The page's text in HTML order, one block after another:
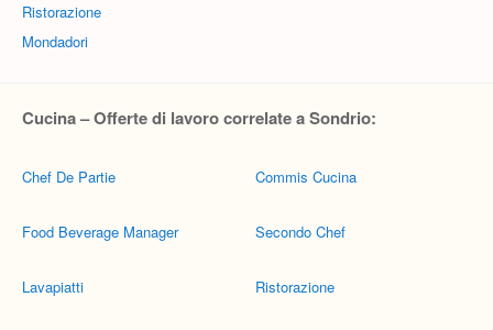
Ristorazione
Mondadori
Cucina – Offerte di lavoro correlate a Sondrio:
Chef De Partie
Food Beverage Manager
Lavapiatti
Commis Cucina
Secondo Chef
Ristorazione